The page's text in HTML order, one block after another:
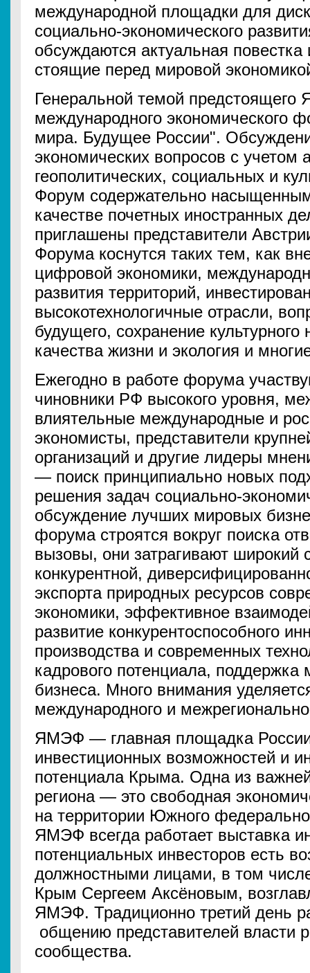
международной площадки для
социально-экономического
обсуждаются актуальная
стоящие перед мировой
Генеральной темой предстоящего
международного экономического
мира. Будущее России".
экономических вопросов с учетом
геополитических, социальных и
Форум содержательно
качестве почетных иностранных
приглашены представители
Форума коснутся таких тем, как
цифровой экономики,
развития территорий,
высокотехнологичные отрасли,
будущего, сохранение
качества жизни и экология и
Ежегодно в работе форума
чиновники РФ высокого уровня,
влиятельные международные и
экономисты, представители
организаций и другие лидеры
— поиск принципиально новых
решения задач социально-
обсуждение лучших мировых
форума строятся вокруг поиска
вызовы, они затрагивают широкий
конкурентной,
экспорта природных ресурсов
экономики, эффективное
развитие конкурентоспособного
производства и современных
кадрового потенциала, поддержка
бизнеса. Много внимания
международного и
ЯМЭФ — главная площадка
инвестиционных возможностей и
потенциала Крыма. Одна из
региона — это свободная
на территории Южного
ЯМЭФ всегда работает выставка
потенциальных инвесторов есть
должностными лицами, в том
Крым Сергеем Аксёновым,
ЯМЭФ. Традиционно третий день
общению представителей власти
сообщества.